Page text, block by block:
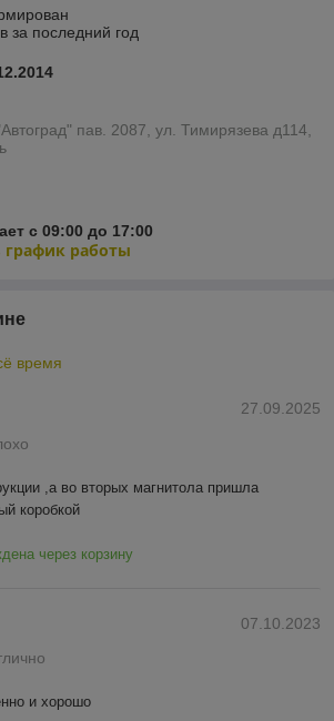
за последний год
пав. 2087, ул. Тимирязева д114,
с 09:00 до 17:00
график работы
время
27.09.2025
,а во вторых магнитола пришла
коробкой
через корзину
07.10.2023
и хорошо